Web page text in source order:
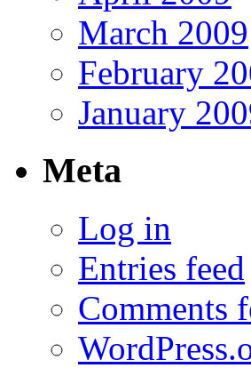
March 2009
February
January
Meta
Log in
Entries feed
Comments